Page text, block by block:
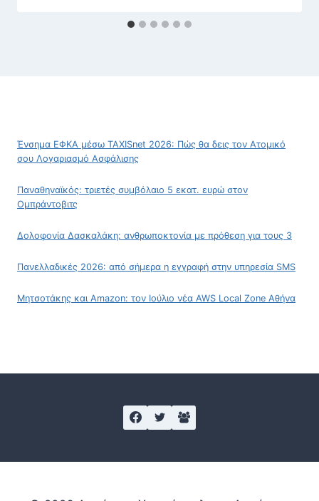
Ένσημα ΕΦΚΑ μέσω TAXISnet 2026: Πώς θα δεις τον Ατομικό
σου Λογαριασμό Ασφάλισης
Παναθηναϊκός: τριετές συμβόλαιο 5 εκατ. ευρώ στον
Ομπράντοβιτς
Δολοφονία Δασκαλάκη: ανθρωποκτονία με πρόθεση για τους 3
Πανελλαδικές 2026: από σήμερα η εγγραφή στην υπηρεσία SMS
Μητσοτάκης και Amazon: τον Ιούλιο νέα AWS Local Zone Αθήνα